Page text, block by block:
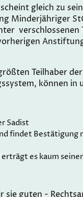
gleich zu
Minderjähriger
Teilhaber
können in
Sadist
findet Bestätigung
es kaum
sie guten -